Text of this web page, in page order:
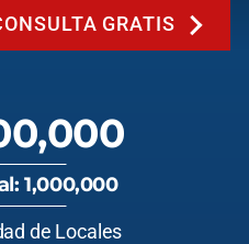
GRATIS
1,000,000
de Locales